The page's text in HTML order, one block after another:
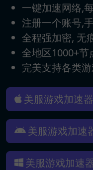
一键加速网络,
注册一个账号,
全程强加密, 无
全地区1000+
完美支持各类
美服游戏加速
美服游戏加速
美服游戏加速